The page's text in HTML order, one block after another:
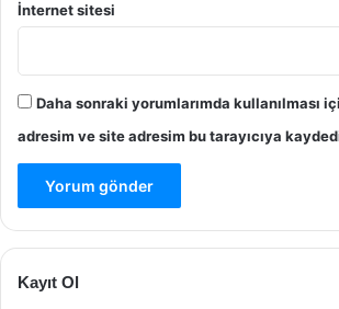
İnternet sitesi
Daha sonraki yorumlarımda kullanılması
adresim ve site adresim bu tarayıcıya
Kayıt Ol